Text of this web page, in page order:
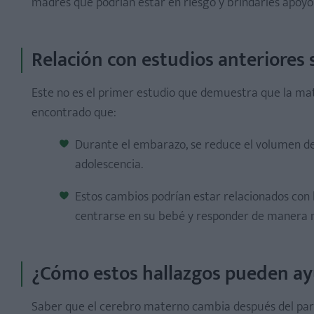
Relación con estudios
Este no es el primer estudio que demuestra que la
encontrado que:
Durante el embarazo, se reduce el volumen
adolescencia.
Estos cambios podrían estar relacionados
centrarse en su bebé y responder de manera
¿Cómo estos hallazgos pueden
Saber que el cerebro materno cambia después del